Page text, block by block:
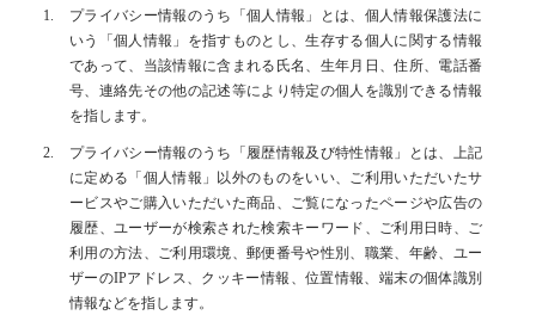
お問い合わせ
CONTACT
当牧場へのお問い合わせはこちらから
メールでの受付
お問い合わせフォーム
プライバシー情報のうち「個人情報」とは、個人情報保護法に
いう「個人情報」を指すものとし、生存する個人に関する情報
であって、当該情報に含まれる氏名、生年月日、住所、電話番
号、連絡先その他の記述等により特定の個人を識別できる情報
を指します。
プライバシー情報のうち「履歴情報及び特性情報」とは、上記
に定める「個人情報」以外のものをいい、ご利用いただいたサ
ービスやご購入いただいた商品、ご覧になったページや広告の
履歴、ユーザーが検索された検索キーワード、ご利用日時、ご
利用の方法、ご利用環境、郵便番号や性別、職業、年齢、ユー
ザーのIPアドレス、クッキー情報、位置情報、端末の個体識別
情報などを指します。